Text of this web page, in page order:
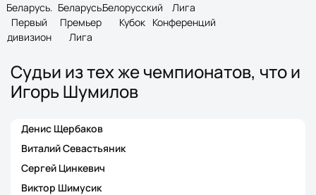
Беларусь.
Первый
дивизион
Беларусь.
Премьер
Лига
Белорусский
Кубок
Лига
Конференций
Судьи из тех же чемпионатов, что и
Игорь Шумилов
Денис Щербаков
Виталий Севастьяник
Сергей Цинкевич
Виктор Шимусик